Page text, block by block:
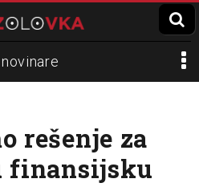
mediji
Ćuruvija
rešenje za
finansijsku